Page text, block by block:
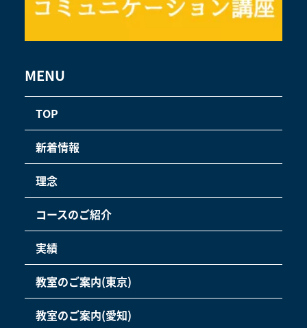
MENU
TOP
新着情報
理念
コースのご紹介
実績
教室のご案内(東京)
教室のご案内(愛知)